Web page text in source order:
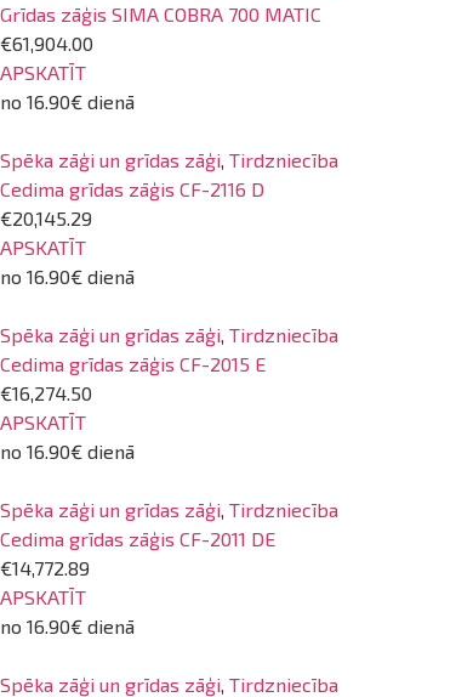
Grīdas zāģis SIMA COBRA 700 MATIC
€61,904.00
APSKATĪT
no 16.90€ dienā
Spēka zāģi un grīdas zāģi Tirdzniecība
Cedima grīdas zāģis CF-2116 D
€20,145.29
APSKATĪT
no 16.90€ dienā
Spēka zāģi un grīdas zāģi Tirdzniecība
Cedima grīdas zāģis CF-2015 E
€16,274.50
APSKATĪT
no 16.90€ dienā
Spēka zāģi un grīdas zāģi Tirdzniecība
Cedima grīdas zāģis CF-2011 DE
€14,772.89
APSKATĪT
no 16.90€ dienā
Spēka zāģi un grīdas zāģi Tirdzniecība